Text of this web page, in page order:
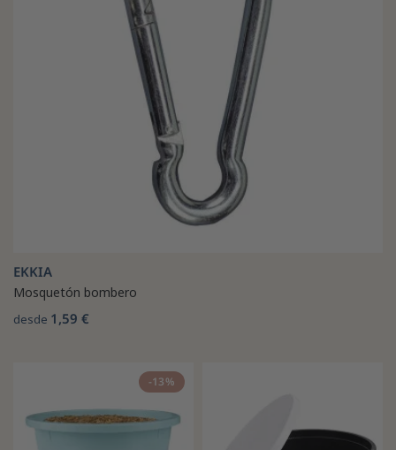
EKKIA
Mosquetón bombero
desde 1,59 €
-13%